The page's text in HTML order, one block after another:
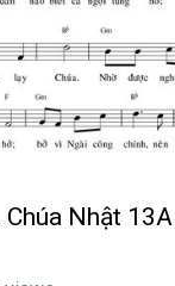
Chúa Nhật